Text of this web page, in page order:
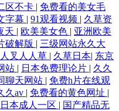
区不卡 | 免费看的美女毛
字幕 | 91观看视频 | 久草资
天 | 欧美美女色 | 亚洲欧美
破解版 | 三级网站永久大
叉人人草 | 久草日本| 东京
站 | 日本免费理论片 | 久久
聊天网站 | 免费h片在线观
久av | 免费看的黄色网址 |
日本成人一区 | 国产精品无